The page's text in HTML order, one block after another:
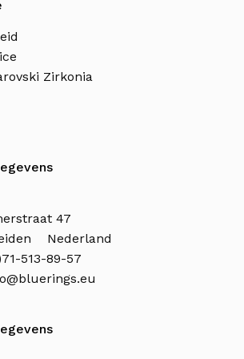
Zirkonia
47
Nederland
513-89-57